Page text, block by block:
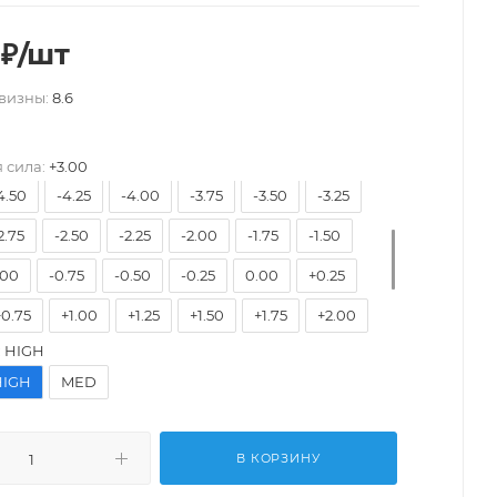
₽/шт
8.6
сила: +3.00
-4.25 -4.00 -3.75 -3.50 -3.25
-2.50 -2.25 -2.00 -1.75 -1.50
-0.75 -0.50 -0.25 0.00 +0.25
+1.00 +1.25 +1.50 +1.75 +2.00
+4.50
HIGH
MED
В КОРЗИНУ